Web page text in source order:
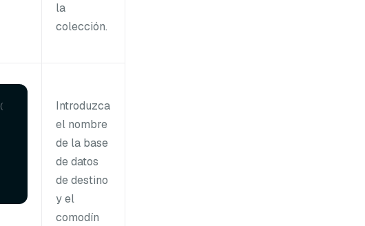
la
colección.
Introduzca
el nombre
de la base
de datos
de destino
y el
comodín